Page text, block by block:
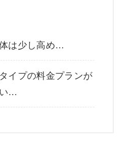
は少し高め…
イプの料金プランが
…